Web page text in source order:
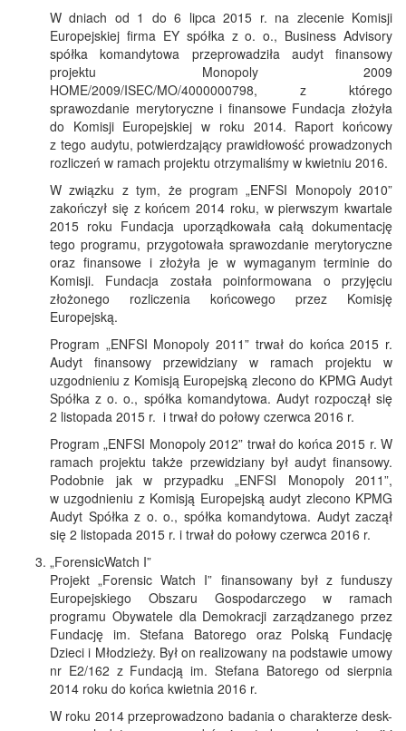
W dniach od 1 do 6 lipca 2015 r. na zlecenie Komisji
Europejskiej firma EY spółka z o. o., Business Advisory
spółka komandytowa przeprowadziła audyt finansowy
projektu Monopoly 2009
HOME/2009/ISEC/MO/4000000798, z którego
sprawozdanie merytoryczne i finansowe Fundacja złożyła
do Komisji Europejskiej w roku 2014. Raport końcowy
z tego audytu, potwierdzający prawidłowość prowadzonych
rozliczeń w ramach projektu otrzymaliśmy w kwietniu 2016.
W związku z tym, że program „ENFSI Monopoly 2010”
zakończył się z końcem 2014 roku, w pierwszym kwartale
2015 roku Fundacja uporządkowała całą dokumentację
tego programu, przygotowała sprawozdanie merytoryczne
oraz finansowe i złożyła je w wymaganym terminie do
Komisji. Fundacja została poinformowana o przyjęciu
złożonego rozliczenia końcowego przez Komisję
Europejską.
Program „ENFSI Monopoly 2011” trwał do końca 2015 r.
Audyt finansowy przewidziany w ramach projektu w
uzgodnieniu z Komisją Europejską zlecono do KPMG Audyt
Spółka z o. o., spółka komandytowa. Audyt rozpoczął się
2 listopada 2015 r. i trwał do połowy czerwca 2016 r.
Program „ENFSI Monopoly 2012” trwał do końca 2015 r. W
ramach projektu także przewidziany był audyt finansowy.
Podobnie jak w przypadku „ENFSI Monopoly 2011”,
w uzgodnieniu z Komisją Europejską audyt zlecono KPMG
Audyt Spółka z o. o., spółka komandytowa. Audyt zaczął
się 2 listopada 2015 r. i trwał do połowy czerwca 2016 r.
„ForensicWatch I”
Projekt „Forensic Watch I” finansowany był z funduszy
Europejskiego Obszaru Gospodarczego w ramach
programu Obywatele dla Demokracji zarządzanego przez
Fundację im. Stefana Batorego oraz Polską Fundację
Dzieci i Młodzieży. Był on realizowany na podstawie umowy
nr E2/162 z Fundacją im. Stefana Batorego od sierpnia
2014 roku do końca kwietnia 2016 r.
W roku 2014 przeprowadzono badania o charakterze desk-